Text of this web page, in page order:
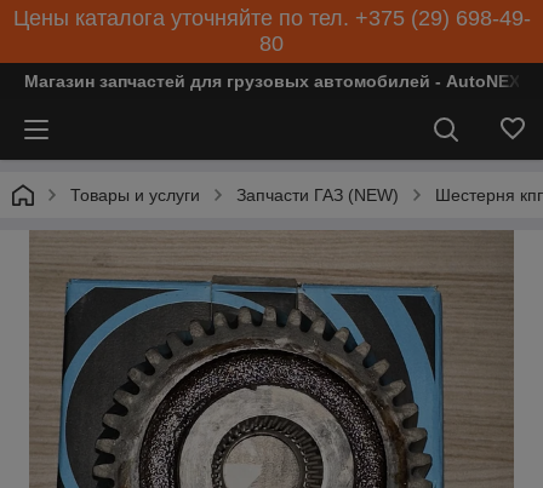
Цены каталога уточняйте по тел. +375 (29) 698-49-
80
Магазин запчастей для грузовых автомобилей - AutoNEXT
Товары и услуги Запчасти ГАЗ (NEW) Шестерня